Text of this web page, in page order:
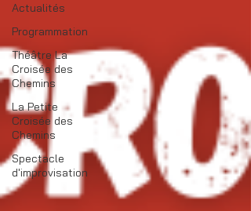
Actualités
Programmation
Théâtre La
Croisée des
Chemins
La Petite
Croisée des
Chemins
Spectacle
d'improvisation